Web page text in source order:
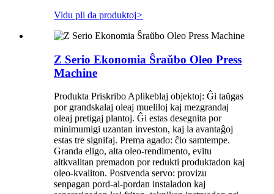
Vidu pli da produktoj>
Z Serio Ekonomia Ŝraŭbo Oleo Press
Machine
Produkta Priskribo Aplikeblaj objektoj: Ĝi taŭgas
por grandskalaj oleaj mueliloj kaj mezgrandaj
oleaj pretigaj plantoj. Ĝi estas desegnita por
minimumigi uzantan investon, kaj la avantaĝoj
estas tre signifaj. Prema agado: ĉio samtempe.
Granda eligo, alta oleo-rendimento, evitu
altkvalitan premadon por redukti produktadon kaj
oleo-kvaliton. Postvenda servo: provizu
senpagan pord-al-pordan instaladon kaj